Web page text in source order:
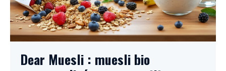
Dear Muesli : muesli bio